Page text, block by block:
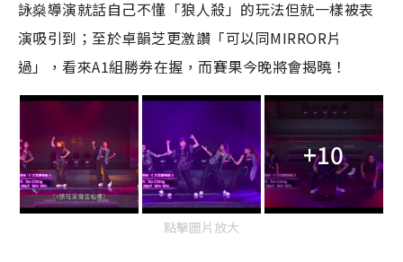
詠燊導演就話自己不懂「狼人殺」的玩法但就一樣被表
演吸引到；至於卓韻芝更激讚「可以同MIRROR片
過」，看來A1組勝券在握，而賽果今晚將會揭曉！
+10
點擊圖片放大